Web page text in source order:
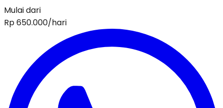
Mulai dari
Rp650.000/hari